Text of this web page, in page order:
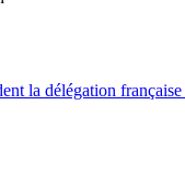
la délégation